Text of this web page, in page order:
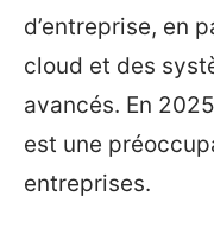
d’entreprise, en
cloud et des
avancés. En
est une
entreprises.